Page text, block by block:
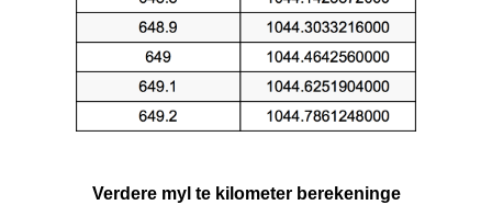
Verdere myl te kilometer berekeninge